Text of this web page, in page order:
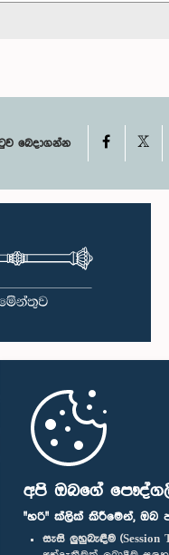
අපි ඔබගේ
"හරි" ක්ලික් කිරීමෙන්, ඔබ
සැසි ලුහුබැඳීම (Session
බෙදාගන්න Facebook